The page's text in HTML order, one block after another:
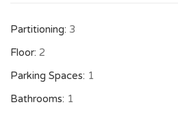
Partitioning: 3
Floor: 2
Parking Spaces: 1
Bathrooms: 1